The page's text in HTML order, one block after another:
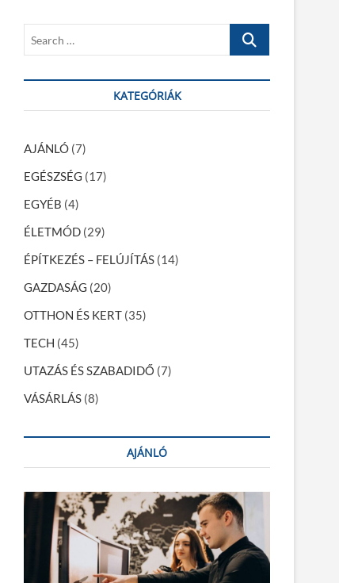
r
KATEGÓRIÁK
AJÁNLÓ (7)
EGÉSZSÉG (17)
EGYÉB (4)
ÉLETMÓD (29)
ÉPÍTKEZÉS – FELÚJÍTÁS (14)
GAZDASÁG (20)
OTTHON ÉS KERT (35)
TECH (45)
UTAZÁS ÉS SZABADIDŐ (7)
VÁSÁRLÁS (8)
AJÁNLÓ